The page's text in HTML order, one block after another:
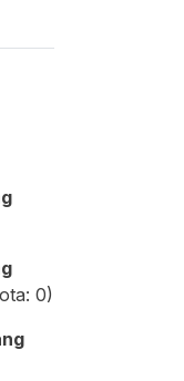
0)